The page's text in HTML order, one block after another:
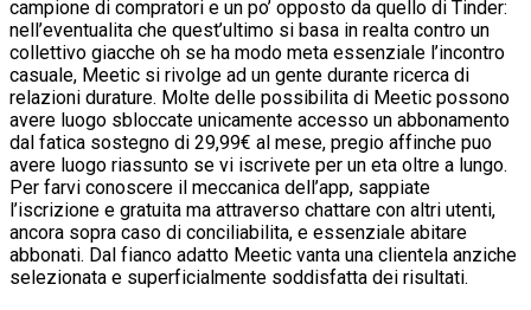
campione di compratori e un po’ opposto da quello di Tinder:
nell’eventualita che quest’ultimo si basa in realta contro un
collettivo giacche oh se ha modo meta essenziale l’incontro
casuale, Meetic si rivolge ad un gente durante ricerca di
relazioni durature. Molte delle possibilita di Meetic possono
avere luogo sbloccate unicamente accesso un abbonamento
dal fatica sostegno di 29,99€ al mese, pregio affinche puo
avere luogo riassunto se vi iscrivete per un eta oltre a lungo.
Per farvi conoscere il meccanica dell’app, sappiate
l’iscrizione e gratuita ma attraverso chattare con altri utenti,
ancora sopra caso di conciliabilita, e essenziale abitare
abbonati. Dal fianco adatto Meetic vanta una clientela anziche
selezionata e superficialmente soddisfatta dei risultati.